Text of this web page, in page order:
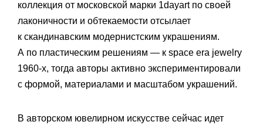
коллекция от московской марки 1dayart по своей
лаконичности и обтекаемости отсылает
к скандинавским модернистским украшениям.
А по пластическим решениям — к space era jewelry
1960-х, тогда авторы активно экспериментировали
с формой, материалами и масштабом украшений.
В авторском ювелирном искусстве сейчас идет